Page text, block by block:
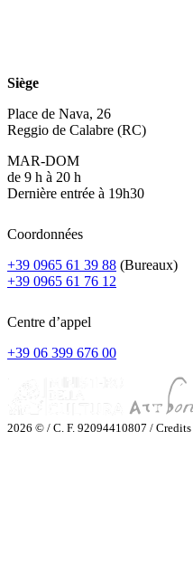
Siège
Place de Nava, 26
Reggio de Calabre (RC)
MAR-DOM
de 9 h à 20 h
Dernière entrée à 19h30
Coordonnées
+39 0965 61 39 88 (Bureaux)
+39 0965 61 76 12
Centre d’appel
+39 06 399 676 00
2026 © / C. F. 92094410807 / Credits